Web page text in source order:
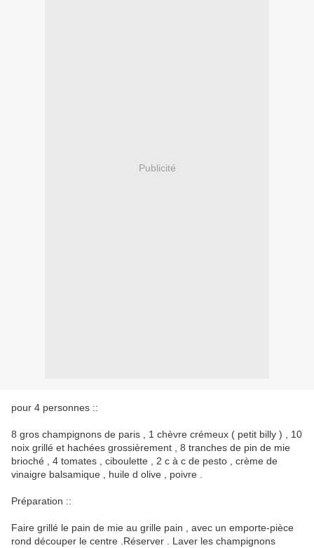
Publicité
pour 4 personnes ::
8 gros champignons de paris , 1 chèvre crémeux ( petit billy ) , 10
noix grillé et hachées grossièrement , 8 tranches de pin de mie
brioché , 4 tomates , ciboulette , 2 c à c de pesto , crème de
vinaigre balsamique , huile d olive , poivre .
Préparation ::
Faire grillé le pain de mie au grille pain , avec un emporte-pièce
rond découper le centre .Réserver . Laver les champignons